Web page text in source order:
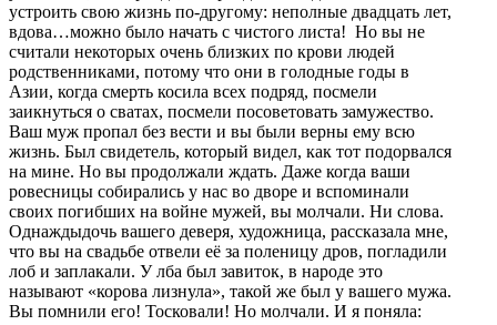
устроить свою жизнь по-другому: неполные двадцать лет,
вдова…можно было начать с чистого листа! Но вы не
считали некоторых очень близких по крови людей
родственниками, потому что они в голодные годы в
Азии, когда смерть косила всех подряд, посмели
заикнуться о сватах, посмели посоветовать замужество.
Ваш муж пропал без вести и вы были верны ему всю
жизнь. Был свидетель, который видел, как тот подорвался
на мине. Но вы продолжали ждать. Даже когда ваши
ровесницы собирались у нас во дворе и вспоминали
своих погибших на войне мужей, вы молчали. Ни слова.
Однаждыдочь вашего деверя, художница, рассказала мне,
что вы на свадьбе отвели её за поленицу дров, погладили
лоб и заплакали. У лба был завиток, в народе это
называют «корова лизнула», такой же был у вашего мужа.
Вы помнили его! Тосковали! Но молчали. И я поняла: